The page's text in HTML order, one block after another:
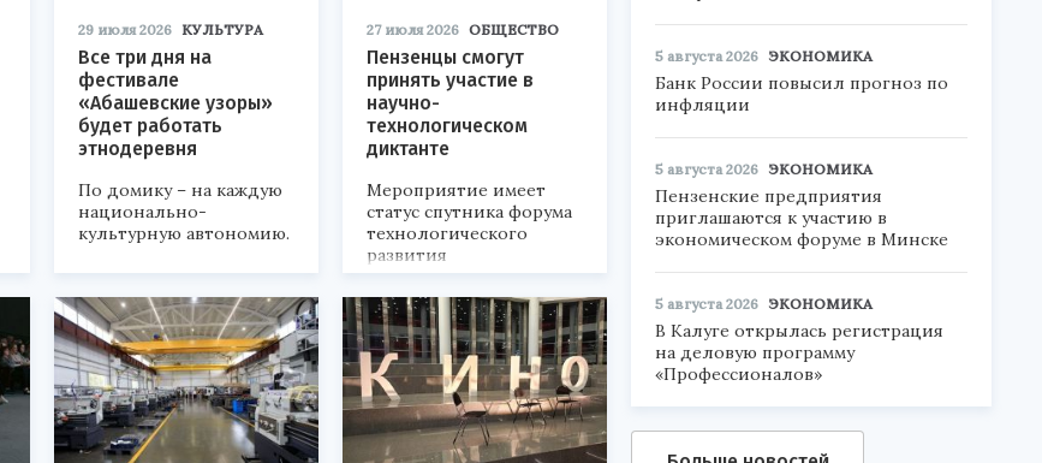
29 июля 2026 КУЛЬТУРА
Все три дня на
фестивале
«Абашевские узоры»
будет работать
этнодеревня
По домику – на каждую
национально-
культурную автономию.
27 июля 2026 ОБЩЕСТВО
Пензенцы смогут
принять участие в
научно-
технологическом
диктанте
Мероприятие имеет
статус спутника форума
технологического
развития
«Технопром-2026».
5 августа 2026 ЭКОНОМИКА
Банк России повысил прогноз по
инфляции
5 августа 2026 ЭКОНОМИКА
Пензенские предприятия
приглашаются к участию в
экономическом форуме в Минске
5 августа 2026 ЭКОНОМИКА
В Калуге открылась регистрация
на деловую программу
«Профессионалов»